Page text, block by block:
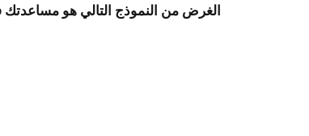
الغرض من النموذج التالي هو